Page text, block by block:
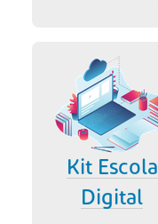
Kit Escola
Digital